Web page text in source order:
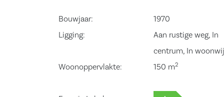
koel-/vriescombinatie, vaatwasser en granieten
Hier vindt u tevens een deur naar de ruime tuin
privacy biedt. De gehele begane grond is
lamelparketvloer.
Bouwjaar: 1970
Ligging:
Aan rustige weg, In
centrum, In
Woonoppervlakte: 150 m2